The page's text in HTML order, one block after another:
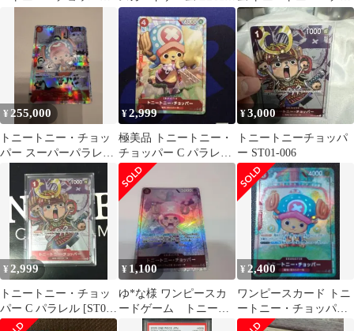
006 トニートニー・チ
ョッパー SR コミパラ
ダメージあり [CC0410-
048]
ッパーSR/P】 EB01-006
¥ 255,000
トニートニー・チョッ
パー スーパーパラレ
¥2,999
極美品 トニートニー・
チョッパー C パラレル
ST21ー008
¥3,000
トニートニーチョッパ
ー ST01-006
¥2,999
トニートニー・チョッ
パー C パラレル [ST01-
006]プラスチックケー
¥ 1,100
ゆ*な様 ワンピースカ
ードゲーム トニート
ニー・チョッパー SRパ
¥ 2,400
ワンピースカード トニ
ートニー・チョッパー
sr パラレル